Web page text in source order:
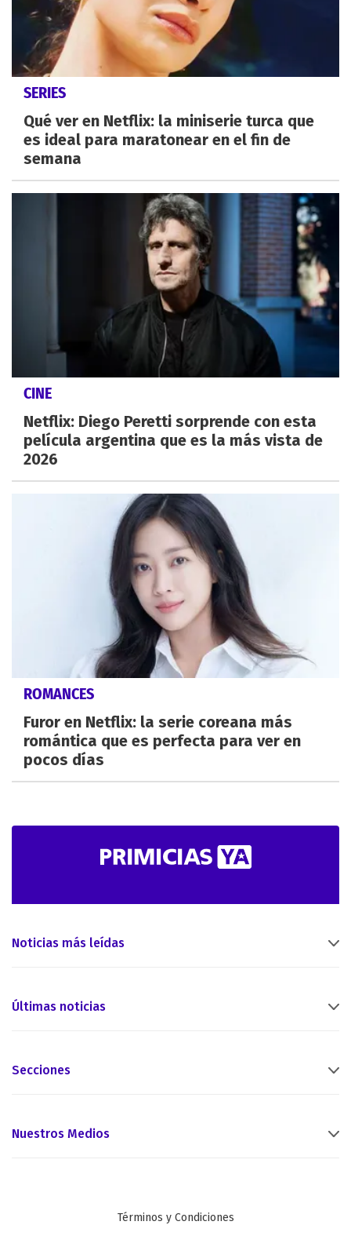
SERIES
Qué ver en Netflix: la miniserie turca que
es ideal para maratonear en el fin de
semana
CINE
Netflix: Diego Peretti sorprende con esta
película argentina que es la más vista de
2026
ROMANCES
Furor en Netflix: la serie coreana más
romántica que es perfecta para ver en
pocos días
Noticias más leídas
Últimas noticias
Secciones
Nuestros Medios
Términos y Condiciones